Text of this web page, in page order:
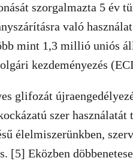
szorgalmazta 5 év
való
mint 1,3 millió uniós
kezdeményezés
glifozát
szer
élelmiszerünkben,
[5] Eközben